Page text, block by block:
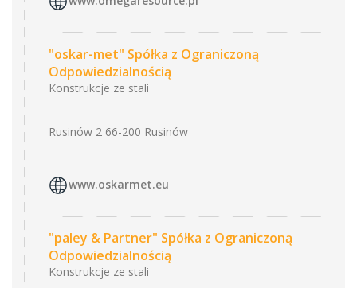
"oskar-met" Spółka z Ograniczoną
Odpowiedzialnością
Konstrukcje ze stali
Rusinów 2 66-200 Rusinów
www.oskarmet.eu
"paley & Partner" Spółka z Ograniczoną
Odpowiedzialnością
Konstrukcje ze stali